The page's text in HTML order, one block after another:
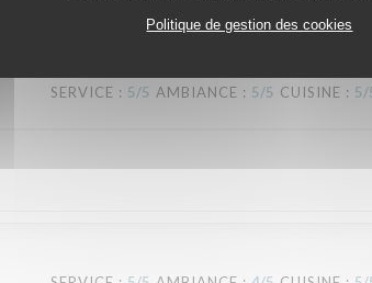
Politique de gestion des cookies
SERVICE : 5/5 AMBIANCE : 5/5 CUISINE : 5/